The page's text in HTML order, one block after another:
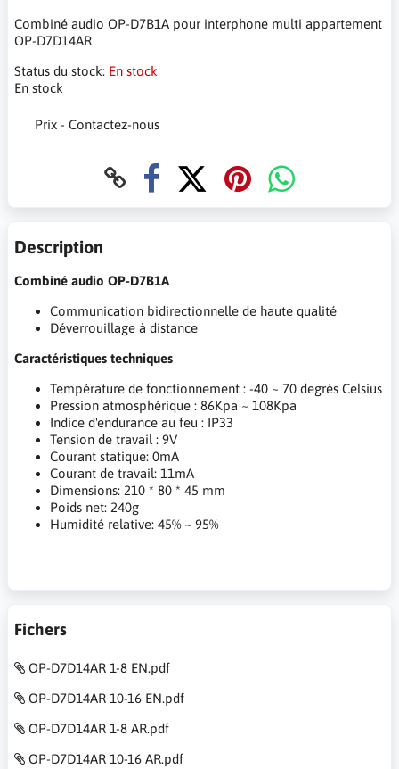
Combiné audio OP-D7B1A pour interphone multi appartement
OP-D7D14AR
Status du stock: En stock
En stock
Prix - Contactez-nous
Description
Combiné audio OP-D7B1A
Communication bidirectionnelle de haute qualité
Déverrouillage à distance
Caractéristiques techniques
Température de fonctionnement : -40 ~ 70 degrés Celsius
Pression atmosphérique : 86Kpa ~ 108Kpa
Indice d'endurance au feu : IP33
Tension de travail : 9V
Courant statique: 0mA
Courant de travail: 11mA
Dimensions: 210 * 80 * 45 mm
Poids net: 240g
Humidité relative: 45% ~ 95%
Fichers
OP-D7D14AR 1-8 EN.pdf
OP-D7D14AR 10-16 EN.pdf
OP-D7D14AR 1-8 AR.pdf
OP-D7D14AR 10-16 AR.pdf